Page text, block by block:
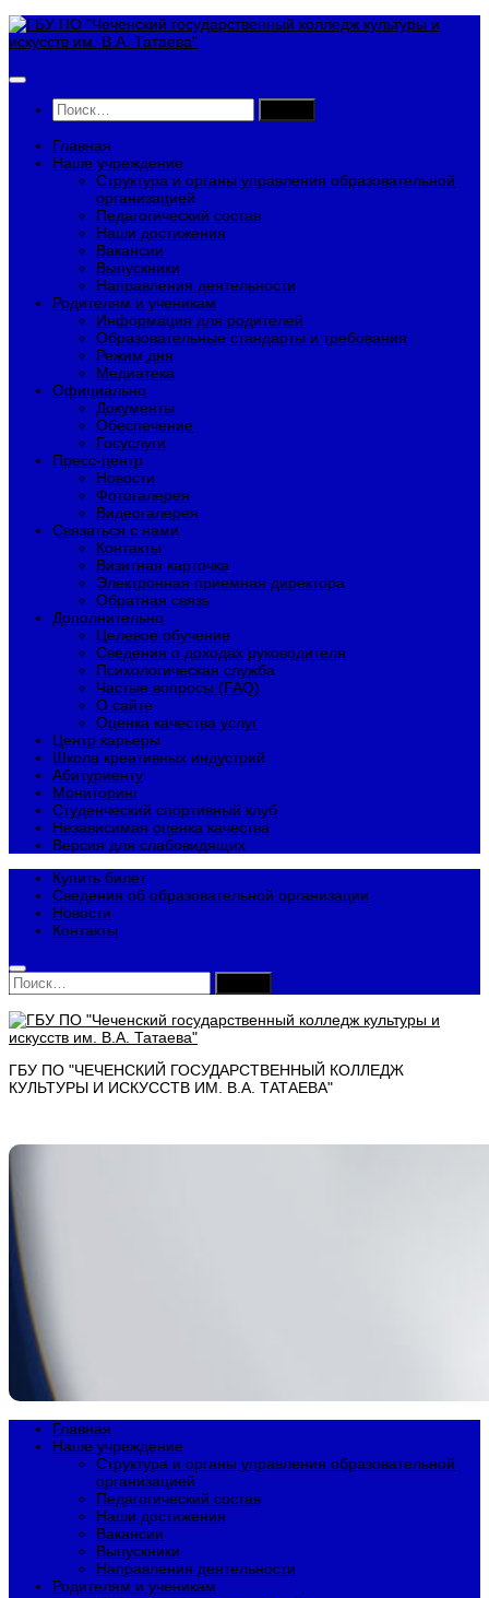
Перейти
к
Найти:
Главная
Наше учреждение
Структура и органы управления образовательной
организацией
Педагогический состав
Наши достижения
Вакансии
Выпускники
Направления деятельности
Родителям и ученикам
Информация для родителей
Образовательные стандарты и требования
Режим дня
Медиатека
Официально
Документы
Обеспечение
Госуслуги
Пресс-центр
Новости
Фотогалерея
Видеогалерея
Связаться с нами
Контакты
Визитная карточка
Электронная приемная директора
Обратная связь
Дополнительно
Целевое обучение
Сведения о доходах руководителя
Психологическая служба
Частые вопросы (FAQ)
О сайте
Оценка качества услуг
Центр карьеры
Школа креативных индустрий
Абитуриенту
Мониторинг
Студенческий спортивный клуб
Независимая оценка качества
Версия для слабовидящих
Купить билет
Сведения об образовательной организации
Новости
Контакты
Найти:
ГБУ ПО "ЧЕЧЕНСКИЙ ГОСУДАРСТВЕННЫЙ КОЛЛЕДЖ
КУЛЬТУРЫ И ИСКУССТВ ИМ. В.А. ТАТАЕВА"
Главная
Наше учреждение
Структура и органы управления образовательной
организацией
Педагогический состав
Наши достижения
Вакансии
Выпускники
Направления деятельности
Родителям и ученикам